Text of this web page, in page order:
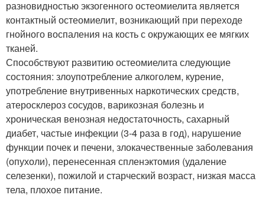
разновидностью экзогенного остеомиелита является
контактный остеомиелит, возникающий при переходе
гнойного воспаления на кость с окружающих ее мягких
тканей.
Способствуют развитию остеомиелита следующие
состояния: злоупотребление алкоголем, курение,
употребление внутривенных наркотических средств,
атеросклероз сосудов, варикозная болезнь и
хроническая венозная недостаточность, сахарный
диабет, частые инфекции (3-4 раза в год), нарушение
функции почек и печени, злокачественные заболевания
(опухоли), перенесенная спленэктомия (удаление
селезенки), пожилой и старческий возраст, низкая масса
тела, плохое питание.